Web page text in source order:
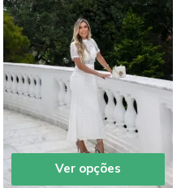
Ver opções